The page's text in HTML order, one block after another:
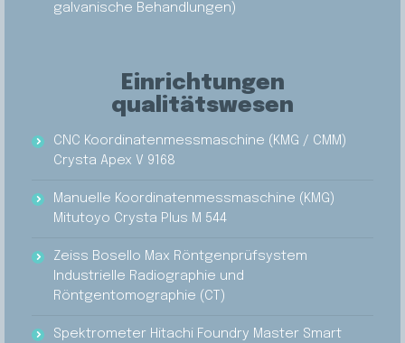
galvanische Behandlungen)
Einrichtungen
qualitätswesen
CNC Koordinatenmessmaschine (KMG / CMM)
Crysta Apex V 9168
Manuelle Koordinatenmessmaschine (KMG)
Mitutoyo Crysta Plus M 544
Zeiss Bosello Max Röntgenprüfsystem
Industrielle Radiographie und
Röntgentomographie (CT)
Spektrometer Hitachi Foundry Master Smart